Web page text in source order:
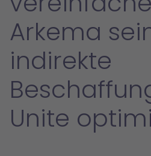
Arkema
indirekte
Unite